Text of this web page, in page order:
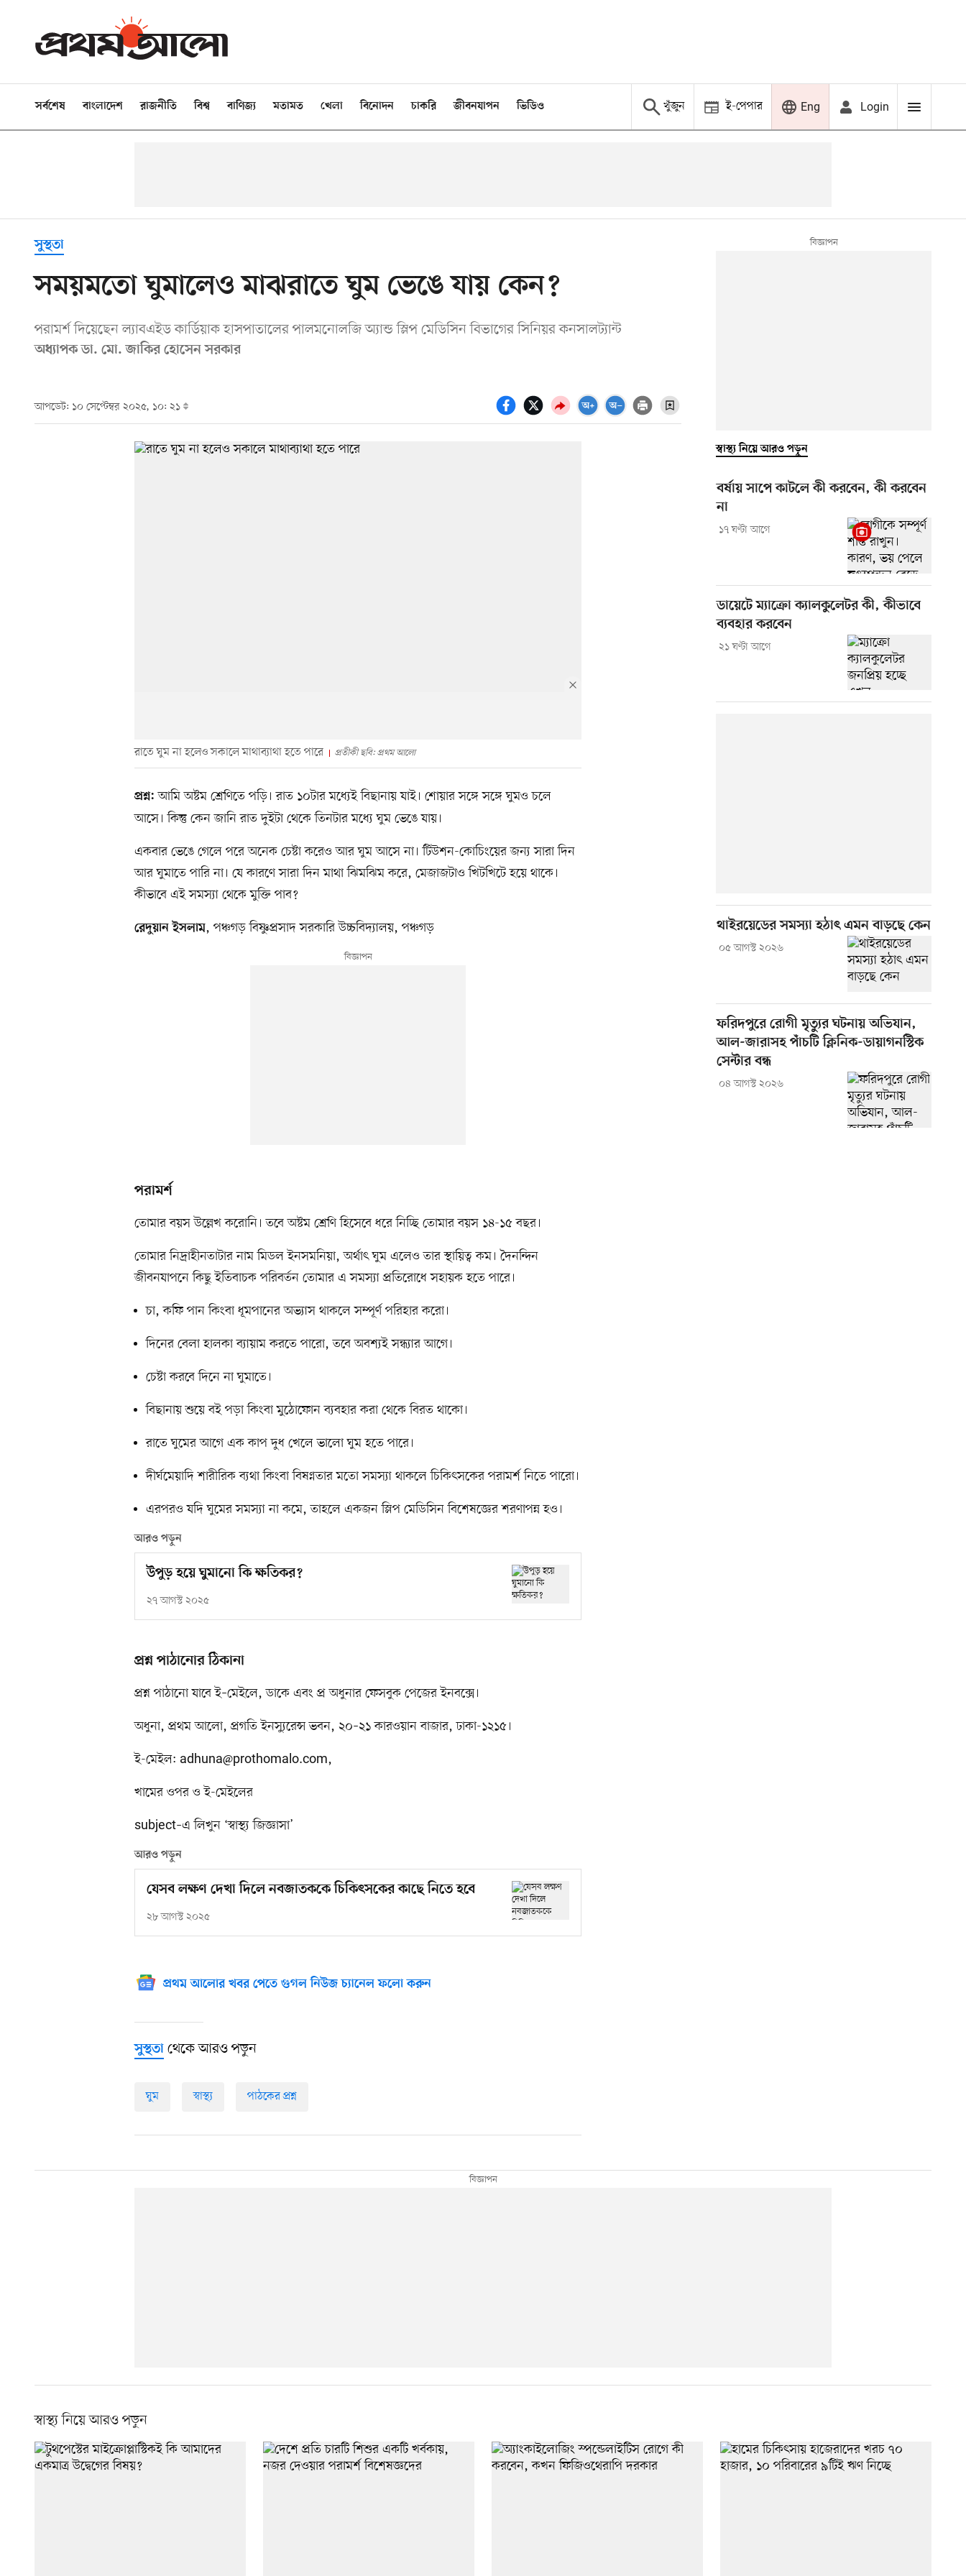
সর্বশেষ বাংলাদেশ রাজনীতি বিশ্ব বাণিজ্য মতামত খেলা বিনোদন চাকরি জীবনযাপন ভিডিও খুঁজুন ই-পেপার Eng Login
সুস্থতা
সময়মতো ঘুমালেও মাঝরাতে ঘুম ভেঙে যায় কেন?
পরামর্শ দিয়েছেন ল্যাবএইড কার্ডিয়াক হাসপাতালের পালমনোলজি অ্যান্ড স্লিপ মেডিসিন বিভাগের সিনিয়র কনসালট্যান্ট
অধ্যাপক ডা. মো. জাকির হোসেন সরকার
আপডেট: ১০ সেপ্টেম্বর ২০২৫, ১০: ২১
রাতে ঘুম না হলেও সকালে মাথাব্যাথা হতে পারে প্রতীকী ছবি: প্রথম আলো
প্রশ্ন: আমি অষ্টম শ্রেণিতে পড়ি। রাত ১০টার মধ্যেই বিছানায় যাই। শোয়ার সঙ্গে সঙ্গে ঘুমও চলে
আসে। কিন্তু কেন জানি রাত দুইটা থেকে তিনটার মধ্যে ঘুম ভেঙে যায়।
একবার ভেঙে গেলে পরে অনেক চেষ্টা করেও আর ঘুম আসে না। টিউশন-কোচিংয়ের জন্য সারা দিন
আর ঘুমাতে পারি না। যে কারণে সারা দিন মাথা ঝিমঝিম করে, মেজাজটাও খিটখিটে হয়ে থাকে।
কীভাবে এই সমস্যা থেকে মুক্তি পাব?
রেদুয়ান ইসলাম, পঞ্চগড় বিষ্ণুপ্রসাদ সরকারি উচ্চবিদ্যালয়, পঞ্চগড়
পরামর্শ
তোমার বয়স উল্লেখ করোনি। তবে অষ্টম শ্রেণি হিসেবে ধরে নিচ্ছি তোমার বয়স ১৪-১৫ বছর।
তোমার নিদ্রাহীনতাটার নাম মিডল ইনসমনিয়া, অর্থাৎ ঘুম এলেও তার স্থায়িত্ব কম। দৈনন্দিন
জীবনযাপনে কিছু ইতিবাচক পরিবর্তন তোমার এ সমস্যা প্রতিরোধে সহায়ক হতে পারে।
চা, কফি পান কিংবা ধূমপানের অভ্যাস থাকলে সম্পূর্ণ পরিহার করো।
দিনের বেলা হালকা ব্যায়াম করতে পারো, তবে অবশ্যই সন্ধ্যার আগে।
চেষ্টা করবে দিনে না ঘুমাতে।
বিছানায় শুয়ে বই পড়া কিংবা মুঠোফোন ব্যবহার করা থেকে বিরত থাকো।
রাতে ঘুমের আগে এক কাপ দুধ খেলে ভালো ঘুম হতে পারে।
দীর্ঘমেয়াদি শারীরিক ব্যথা কিংবা বিষণ্নতার মতো সমস্যা থাকলে চিকিৎসকের পরামর্শ নিতে পারো।
এরপরও যদি ঘুমের সমস্যা না কমে, তাহলে একজন স্লিপ মেডিসিন বিশেষজ্ঞের শরণাপন্ন হও।
আরও পড়ুন
উপুড় হয়ে ঘুমানো কি ক্ষতিকর?
২৭ আগস্ট ২০২৫
প্রশ্ন পাঠানোর ঠিকানা
প্রশ্ন পাঠানো যাবে ই–মেইলে, ডাকে এবং প্র অধুনার ফেসবুক পেজের ইনবক্সে।
অধুনা, প্রথম আলো, প্রগতি ইনস্যুরেন্স ভবন, ২০–২১ কারওয়ান বাজার, ঢাকা-১২১৫।
ই-মেইল: adhuna@prothomalo.com,
খামের ওপর ও ই-মেইলের
subject–এ লিখুন ‘স্বাস্থ্য জিজ্ঞাসা’
আরও পড়ুন
যেসব লক্ষণ দেখা দিলে নবজাতককে চিকিৎসকের কাছে নিতে হবে
২৮ আগস্ট ২০২৫
প্রথম আলোর খবর পেতে গুগল নিউজ চ্যানেল ফলো করুন
সুস্থতা থেকে আরও পড়ুন
ঘুম স্বাস্থ্য পাঠকের প্রশ্ন
স্বাস্থ্য নিয়ে আরও পড়ুন
বর্ষায় সাপে কাটলে কী করবেন, কী করবেন
না
১৭ ঘণ্টা আগে
ডায়েটে ম্যাক্রো ক্যালকুলেটর কী, কীভাবে
ব্যবহার করবেন
২১ ঘণ্টা আগে
থাইরয়েডের সমস্যা হঠাৎ এমন বাড়ছে কেন
০৫ আগস্ট ২০২৬
ফরিদপুরে রোগী মৃত্যুর ঘটনায় অভিযান,
আল-জারাসহ পাঁচটি ক্লিনিক-ডায়াগনস্টিক
সেন্টার বন্ধ
০৪ আগস্ট ২০২৬
স্বাস্থ্য নিয়ে আরও পড়ুন